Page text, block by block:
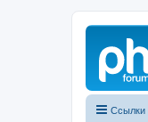
Ссылки